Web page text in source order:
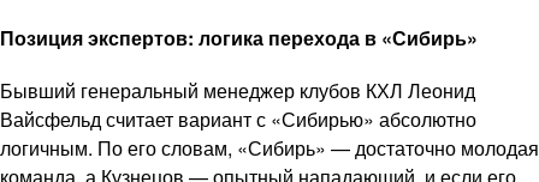
Позиция экспертов: логика перехода в «Сибирь»
Бывший генеральный менеджер клубов КХЛ Леонид
Вайсфельд считает вариант с «Сибирью» абсолютно
логичным. По его словам, «Сибирь» — достаточно молодая
команда, а Кузнецов — опытный нападающий, и если его